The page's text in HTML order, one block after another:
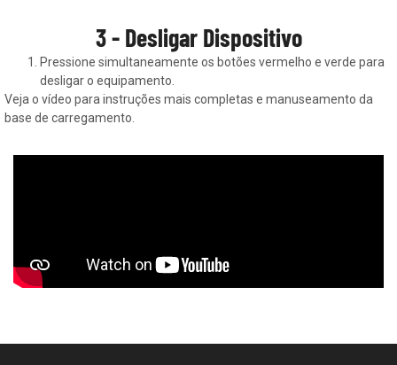
3 - Desligar Dispositivo
Pressione simultaneamente os botões vermelho e verde para
desligar o equipamento.
Veja o vídeo para instruções mais completas e manuseamento da
base de carregamento.